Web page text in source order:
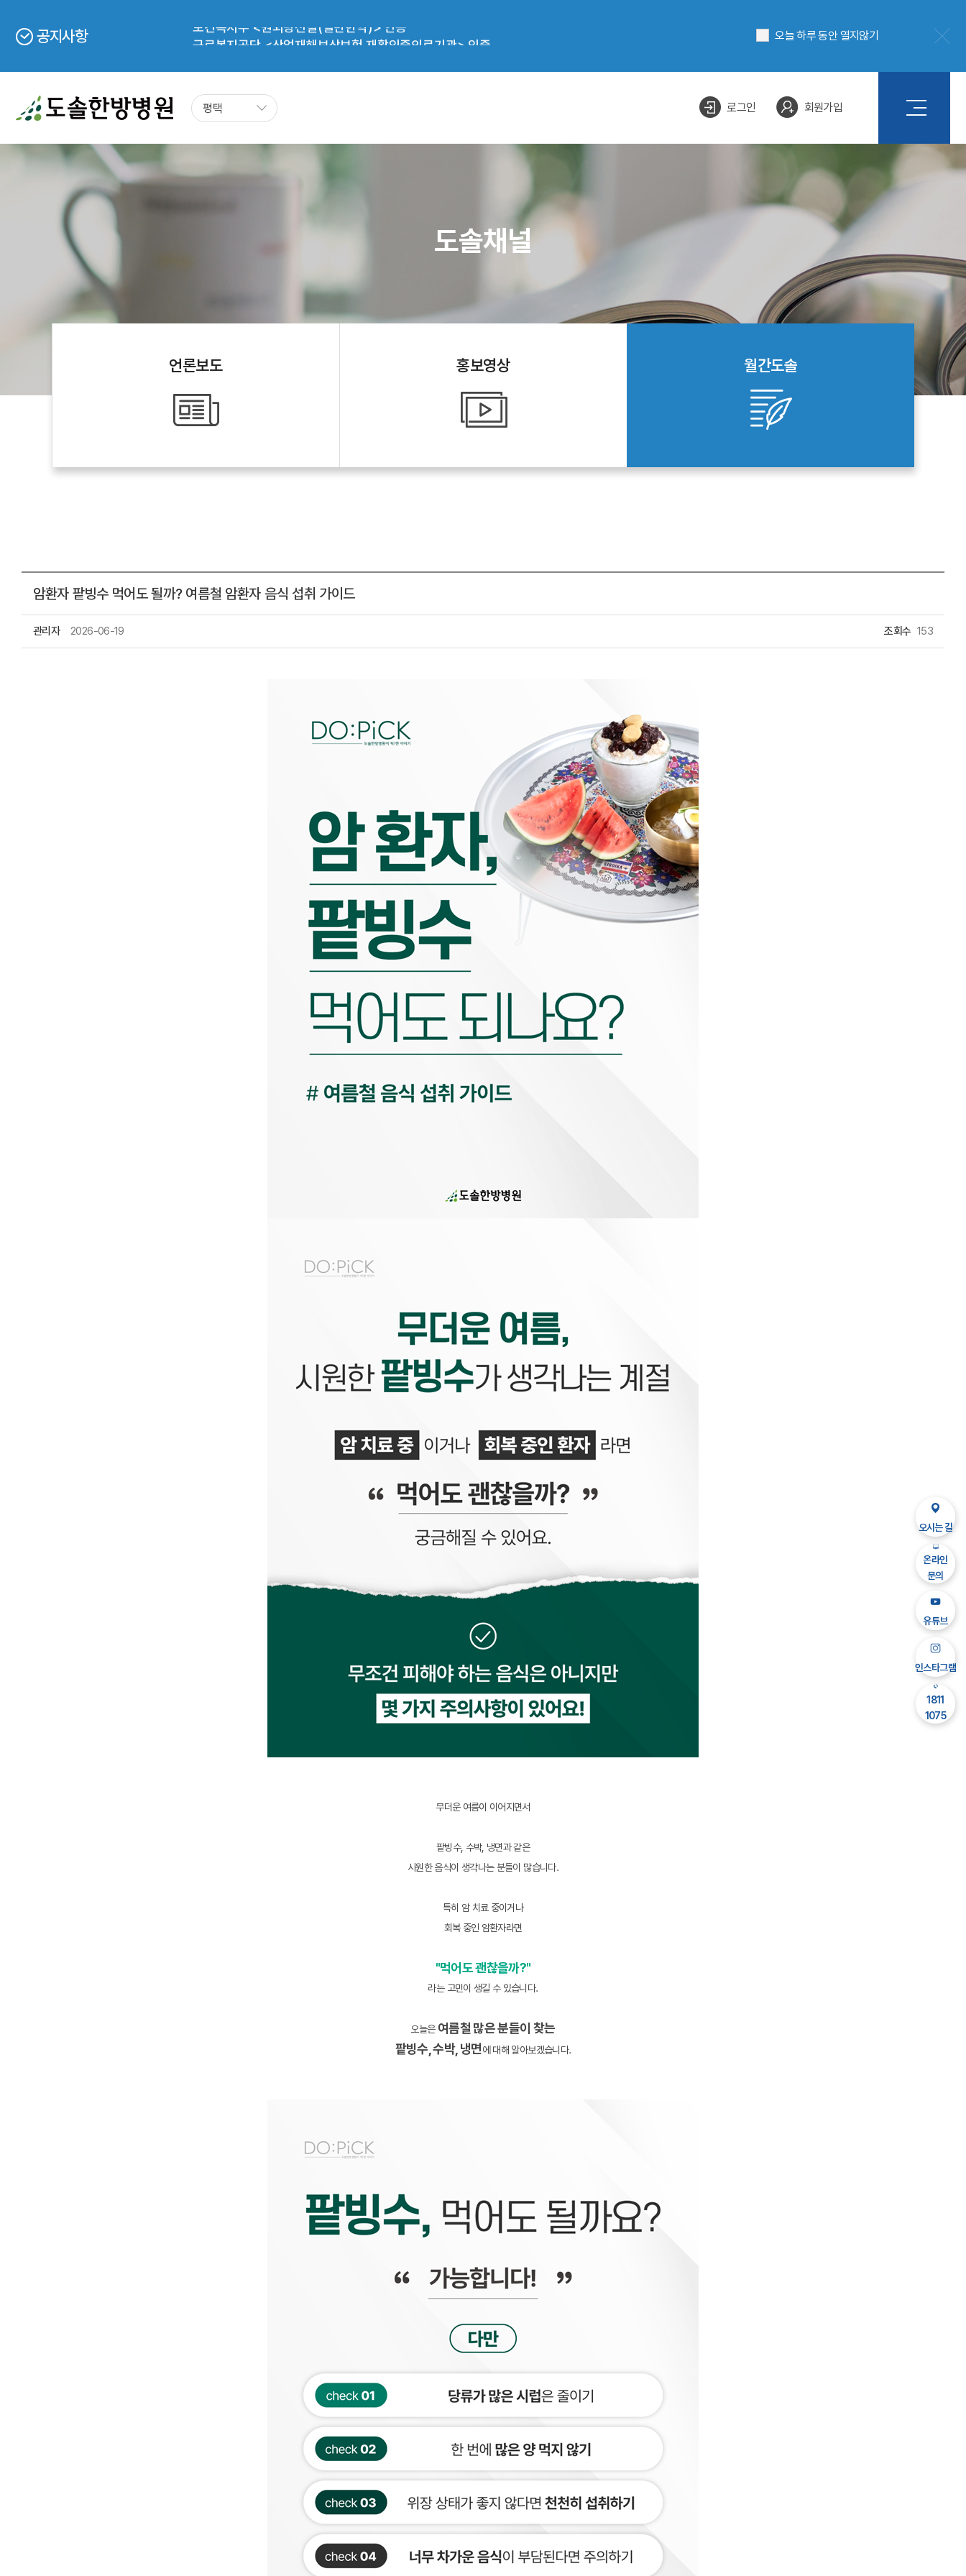
공지사항
근로복지공단 <산업재해보상보험 재활인증의료기관> 인증
보건복지부 <의한협진 의료기관> 선정
오늘 하루 동안 열지않기
평택 로그인 회원가입
도솔채널
언론보도 홍보영상 월간도솔
암환자 팥빙수 먹어도 될까? 여름철 암환자 음식 섭취 가이드
관리자 2026-06-19 조회수 153
무더운 여름이 이어지면서
팥빙수, 수박, 냉면과 같은
시원한 음식이 생각나는 분들이 많습니다.
특히 암 치료 중이거나
회복 중인 암환자라면
"먹어도 괜찮을까?"
라는 고민이 생길 수 있습니다.
오늘은여름철 많은 분들이 찾는
팥빙수, 수박, 냉면에 대해 알아보겠습니다.
오시는 길
온라인
문의
유튜브
인스타그램
1811
1075